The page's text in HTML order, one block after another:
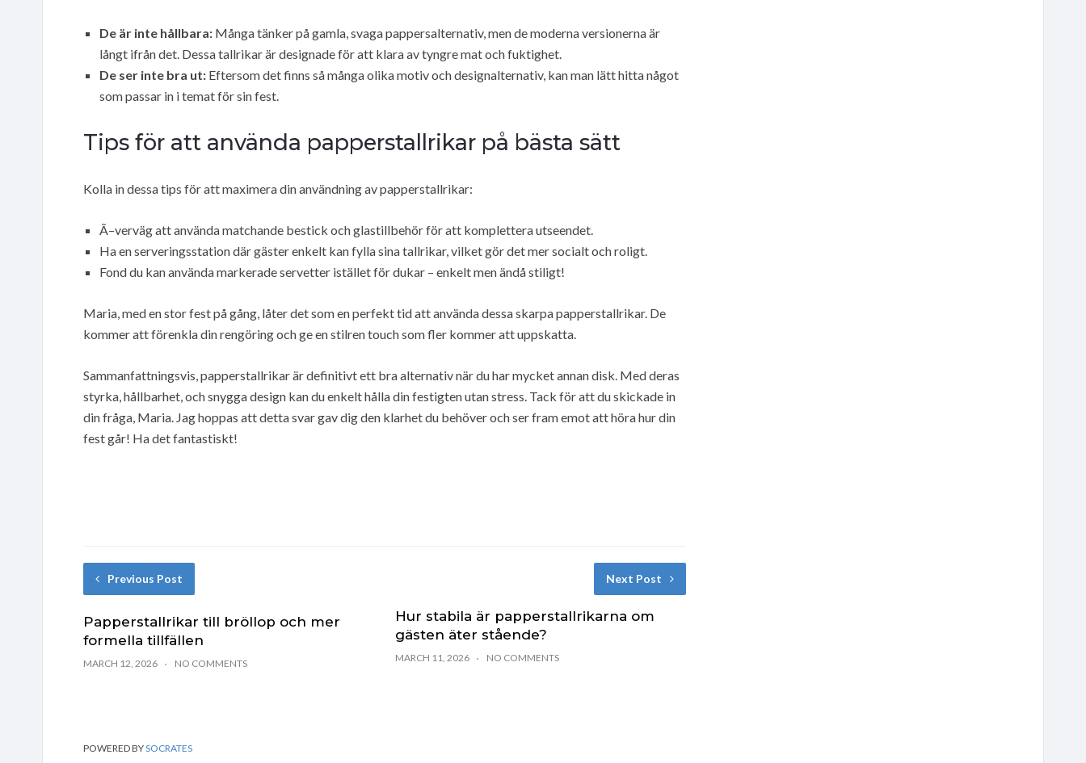
De är inte hållbara: Många tänker på gamla, svaga pappersalternativ, men de moderna versionerna är
långt ifrån det. Dessa tallrikar är designade för att klara av tyngre mat och fuktighet.
De ser inte bra ut: Eftersom det finns så många olika motiv och designalternativ, kan man lätt hitta något
som passar in i temat för sin fest.
Tips för att använda papperstallrikar på bästa sätt
Kolla in dessa tips för att maximera din användning av papperstallrikar:
Ã–verväg att använda matchande bestick och glastillbehör för att komplettera utseendet.
Ha en serveringsstation där gäster enkelt kan fylla sina tallrikar, vilket gör det mer socialt och roligt.
Fond du kan använda markerade servetter istället för dukar – enkelt men ändå stiligt!
Maria, med en stor fest på gång, låter det som en perfekt tid att använda dessa skarpa papperstallrikar. De
kommer att förenkla din rengöring och ge en stilren touch som fler kommer att uppskatta.
Sammanfattningsvis, papperstallrikar är definitivt ett bra alternativ när du har mycket annan disk. Med deras
styrka, hållbarhet, och snygga design kan du enkelt hålla din festigten utan stress. Tack för att du skickade in
din fråga, Maria. Jag hoppas att detta svar gav dig den klarhet du behöver och ser fram emot att höra hur din
fest går! Ha det fantastiskt!
Previous Post
Papperstallrikar till bröllop och mer
formella tillfällen
MARCH 12, 2026 NO COMMENTS
Next Post
Hur stabila är papperstallrikarna om
gästen äter stående?
MARCH 11, 2026 NO COMMENTS
POWERED BYSOCRATES